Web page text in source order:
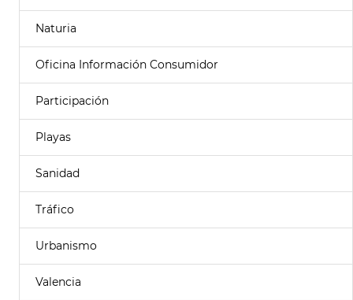
Naturia
Oficina Información Consumidor
Participación
Playas
Sanidad
Tráfico
Urbanismo
Valencia